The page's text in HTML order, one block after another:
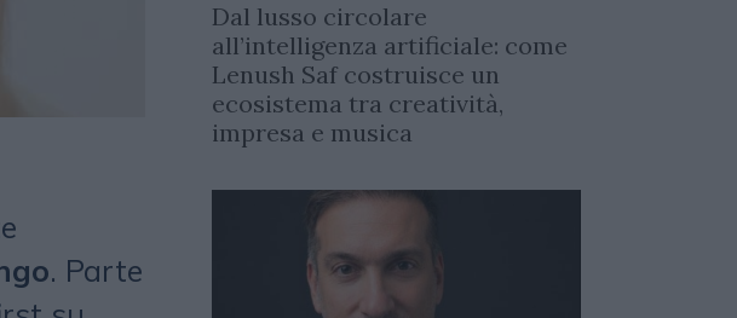
. Parte
Dal lusso circolare
all’intelligenza artificiale: come
Lenush Saf costruisce un
ecosistema tra creatività,
impresa e musica